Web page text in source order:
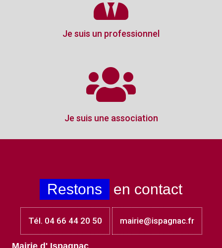
Je suis un professionnel
Je suis une association
Restons en contact
Tél. 04 66 44 20 50 mairie@ispagnac.fr
Mairie d' Ispagnac